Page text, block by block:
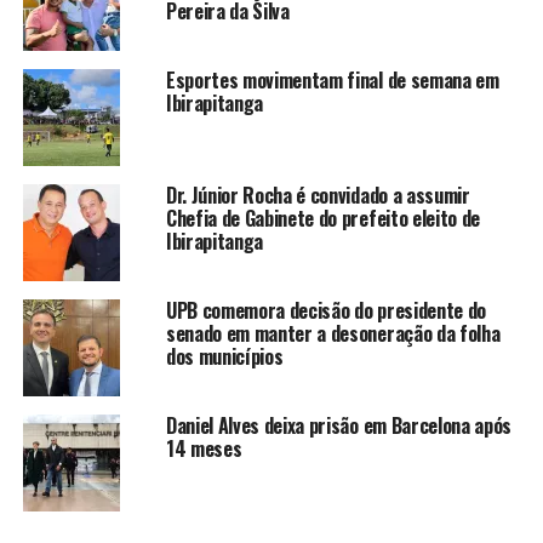
Pereira da Silva
Esportes movimentam final de semana em
Ibirapitanga
Dr. Júnior Rocha é convidado a assumir
Chefia de Gabinete do prefeito eleito de
Ibirapitanga
UPB comemora decisão do presidente do
senado em manter a desoneração da folha
dos municípios
Daniel Alves deixa prisão em Barcelona após
14 meses